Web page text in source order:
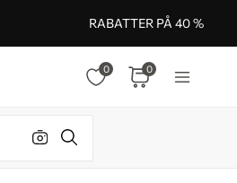
RABATTER PÅ 40 %
0 0